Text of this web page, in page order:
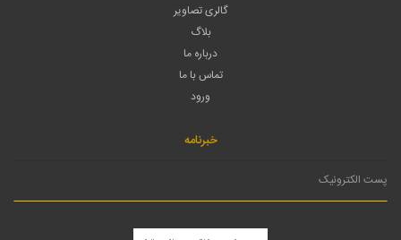
گالری تصاویر
بلاگ
درباره ما
تماس با ما
ورود
خبرنامه